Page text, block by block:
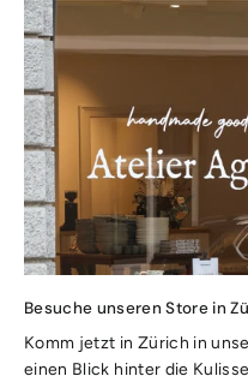
Besuche unseren Store in
Komm jetzt in Zürich in
einen Blick hinter die